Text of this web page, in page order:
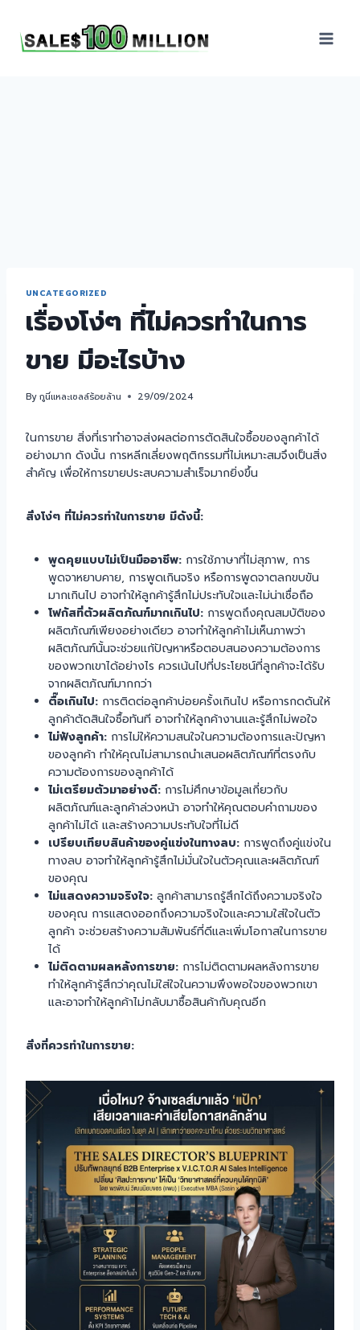
UNCATEGORIZED
เรื่องโง่ๆ ที่ไม่ควรทำในการ
ขาย มีอะไรบ้าง
Byกูนี่แหละเซลล์ร้อยล้าน 29/09/2024
ในการขาย สิ่งที่เราทำอาจส่งผลต่อการตัดสินใจซื้อของลูกค้าได้
อย่างมาก ดังนั้น การหลีกเลี่ยงพฤติกรรมที่ไม่เหมาะสมจึงเป็นสิ่ง
สำคัญ เพื่อให้การขายประสบความสำเร็จมากยิ่งขึ้น
สิ่งโง่ๆ ที่ไม่ควรทำในการขาย มีดังนี้:
พูดคุยแบบไม่เป็นมืออาชีพ: การใช้ภาษาที่ไม่สุภาพ, การ
พูดจาหยาบคาย, การพูดเกินจริง หรือการพูดจาตลกขบขัน
มากเกินไป อาจทำให้ลูกค้ารู้สึกไม่ประทับใจและไม่น่าเชื่อถือ
โฟกัสที่ตัวผลิตภัณฑ์มากเกินไป: การพูดถึงคุณสมบัติของ
ผลิตภัณฑ์เพียงอย่างเดียว อาจทำให้ลูกค้าไม่เห็นภาพว่า
ผลิตภัณฑ์นั้นจะช่วยแก้ปัญหาหรือตอบสนองความต้องการ
ของพวกเขาได้อย่างไร ควรเน้นไปที่ประโยชน์ที่ลูกค้าจะได้รับ
จากผลิตภัณฑ์มากกว่า
ตื๊อเกินไป: การติดต่อลูกค้าบ่อยครั้งเกินไป หรือการกดดันให้
ลูกค้าตัดสินใจซื้อทันที อาจทำให้ลูกค้างานและรู้สึกไม่พอใจ
ไม่ฟังลูกค้า: การไม่ให้ความสนใจในความต้องการและปัญหา
ของลูกค้า ทำให้คุณไม่สามารถนำเสนอผลิตภัณฑ์ที่ตรงกับ
ความต้องการของลูกค้าได้
ไม่เตรียมตัวมาอย่างดี: การไม่ศึกษาข้อมูลเกี่ยวกับ
ผลิตภัณฑ์และลูกค้าล่วงหน้า อาจทำให้คุณตอบคำถามของ
ลูกค้าไม่ได้ และสร้างความประทับใจที่ไม่ดี
เปรียบเทียบสินค้าของคู่แข่งในทางลบ: การพูดถึงคู่แข่งใน
ทางลบ อาจทำให้ลูกค้ารู้สึกไม่มั่นใจในตัวคุณและผลิตภัณฑ์
ของคุณ
ไม่แสดงความจริงใจ: ลูกค้าสามารถรู้สึกได้ถึงความจริงใจ
ของคุณ การแสดงออกถึงความจริงใจและความใส่ใจในตัว
ลูกค้า จะช่วยสร้างความสัมพันธ์ที่ดีและเพิ่มโอกาสในการขาย
ได้
ไม่ติดตามผลหลังการขาย: การไม่ติดตามผลหลังการขาย
ทำให้ลูกค้ารู้สึกว่าคุณไม่ใส่ใจในความพึงพอใจของพวกเขา
และอาจทำให้ลูกค้าไม่กลับมาซื้อสินค้ากับคุณอีก
สิ่งที่ควรทำในการขาย: